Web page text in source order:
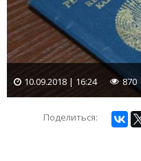
10.09.2018 | 16:24 870
Поделиться: